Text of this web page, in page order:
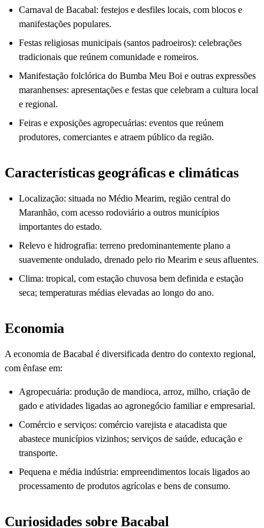
Carnaval de Bacabal: festejos e desfiles locais, com blocos e
manifestações populares.
Festas religiosas municipais (santos padroeiros): celebrações
tradicionais que reúnem comunidade e romeiros.
Manifestação folclórica do Bumba Meu Boi e outras expressões
maranhenses: apresentações e festas que celebram a cultura local
e regional.
Feiras e exposições agropecuárias: eventos que reúnem
produtores, comerciantes e atraem público da região.
Características geográficas e climáticas
Localização: situada no Médio Mearim, região central do
Maranhão, com acesso rodoviário a outros municípios
importantes do estado.
Relevo e hidrografia: terreno predominantemente plano a
suavemente ondulado, drenado pelo rio Mearim e seus afluentes.
Clima: tropical, com estação chuvosa bem definida e estação
seca; temperaturas médias elevadas ao longo do ano.
Economia
A economia de Bacabal é diversificada dentro do contexto regional,
com ênfase em:
Agropecuária: produção de mandioca, arroz, milho, criação de
gado e atividades ligadas ao agronegócio familiar e empresarial.
Comércio e serviços: comércio varejista e atacadista que
abastece municípios vizinhos; serviços de saúde, educação e
transporte.
Pequena e média indústria: empreendimentos locais ligados ao
processamento de produtos agrícolas e bens de consumo.
Curiosidades sobre Bacabal